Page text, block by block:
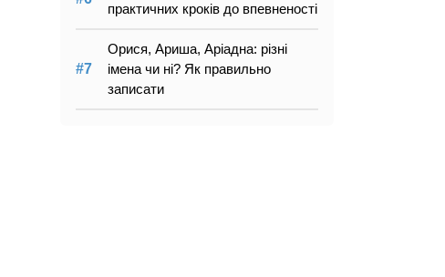
практичних кроків до впевненості
Орися, Ариша, Аріадна: різні
імена чи ні? Як правильно
записати